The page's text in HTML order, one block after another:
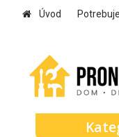
Úvod